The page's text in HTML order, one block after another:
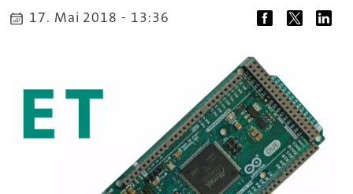
17. Mai 2018 - 13:36